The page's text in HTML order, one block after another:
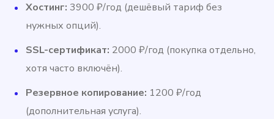
Хостинг: 3900 ₽/год (дешёвый тариф без
нужных опций).
SSL-сертификат: 2000 ₽/год (покупка отдельно,
хотя часто включён).
Резервное копирование: 1200 ₽/год
(дополнительная услуга).